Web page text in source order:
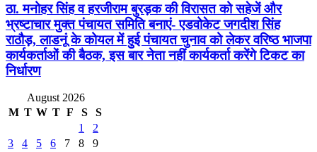
ठा. मनोहर सिंह व हरजीराम बुरड़क की विरासत को सहेजें और
भ्रष्टाचार मुक्त पंचायत समिति बनाएं- एडवोकेट जगदीश सिंह
राठौड़, लाडनूं के कोयल में हुई पंचायत चुनाव को लेकर वरिष्ठ भाजपा
कार्यकर्ताओं की बैठक, इस बार नेता नहीं कार्यकर्ता करेंगे टिकट का
निर्धारण
August 2026
M T W T F S
S
1
2
3
4 5 6 7 8
9